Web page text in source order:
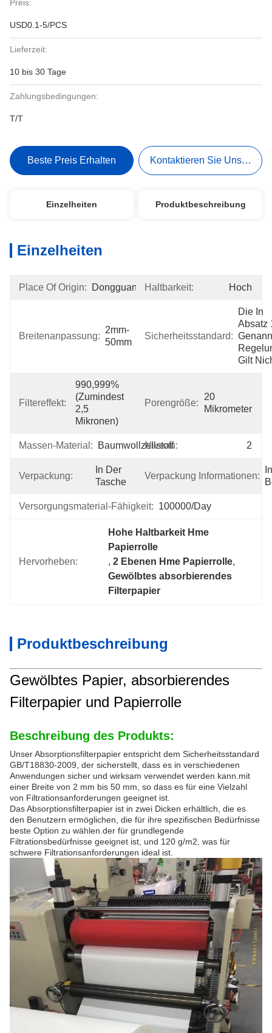
Preis:
USD0.1-5/PCS
Lieferzeit:
10 bis 30 Tage
Zahlungsbedingungen:
T/T
Beste Preis Erhalten Kontaktieren Sie Uns Jetzt
Einzelheiten Produktbeschreibung
Einzelheiten
Place Of Origin: Dongguan Haltbarkeit: Hoch
Breitenanpassung:
2mm-
50mm
Sicherheitsstandard:
Die In
Absatz
Gilt
Filtereffekt:
990,999%
(zumindest
2,5
Mikronen)
Porengröße:
20
Mikrometer
Massen-Material: Baumwollzellstoff
Niveau: 2
Verpackung:
In Der
Tasche
Verpackung Informationen:
In
Versorgungsmaterial-Fähigkeit: 100000/Day
Hervorheben:
Hohe Haltbarkeit Hme
Papierrolle
, 2 Ebenen Hme Papierrolle,
Gewölbtes absorbierendes
Filterpapier
Produktbeschreibung
Gewölbtes Papier, absorbierendes
Filterpapier und Papierrolle
Beschreibung des Produkts:
Unser Absorptionsfilterpapier entspricht dem Sicherheitsstandard
GB/T18830-2009, der sicherstellt, dass es in verschiedenen
Anwendungen sicher und wirksam verwendet werden kann.mit
einer Breite von 2 mm bis 50 mm, so dass es für eine Vielzahl
von Filtrationsanforderungen geeignet ist.
Das Absorptionsfilterpapier ist in zwei Dicken erhältlich, die es
den Benutzern ermöglichen, die für ihre spezifischen Bedürfnisse
beste Option zu wählen.der für grundlegende
Filtrationsbedürfnisse geeignet ist, und 120 g/m2, was für
schwere Filtrationsanforderungen ideal ist.